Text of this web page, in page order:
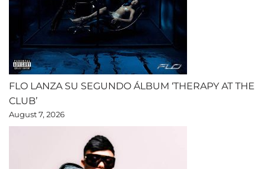
FLO LANZA SU SEGUNDO ÁLBUM ‘THERAPY AT THE
CLUB’
August 7, 2026